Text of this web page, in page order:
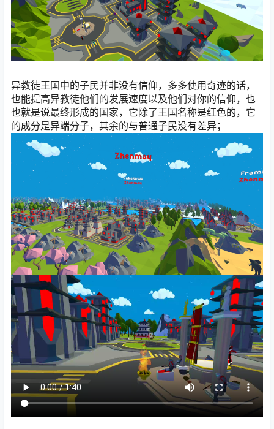
异教徒王国中的子民并非没有信仰，多多使用奇迹的话，
也能提高异教徒他们的发展速度以及他们对你的信仰，也
也就是说最终形成的国家，它除了王国名称是红色的，它
的成分是异端分子，其余的与普通子民没有差异；